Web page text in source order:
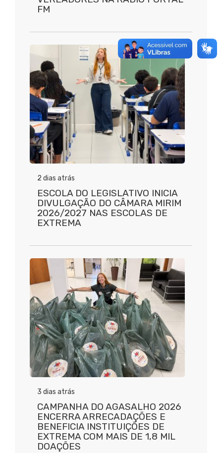
FM
2 dias atrás
ESCOLA DO LEGISLATIVO INICIA
DIVULGAÇÃO DO CÂMARA MIRIM
2026/2027 NAS ESCOLAS DE
EXTREMA
3 dias atrás
CAMPANHA DO AGASALHO 2026
ENCERRA ARRECADAÇÕES E
BENEFICIA INSTITUIÇÕES DE
EXTREMA COM MAIS DE 1,8 MIL
DOAÇÕES